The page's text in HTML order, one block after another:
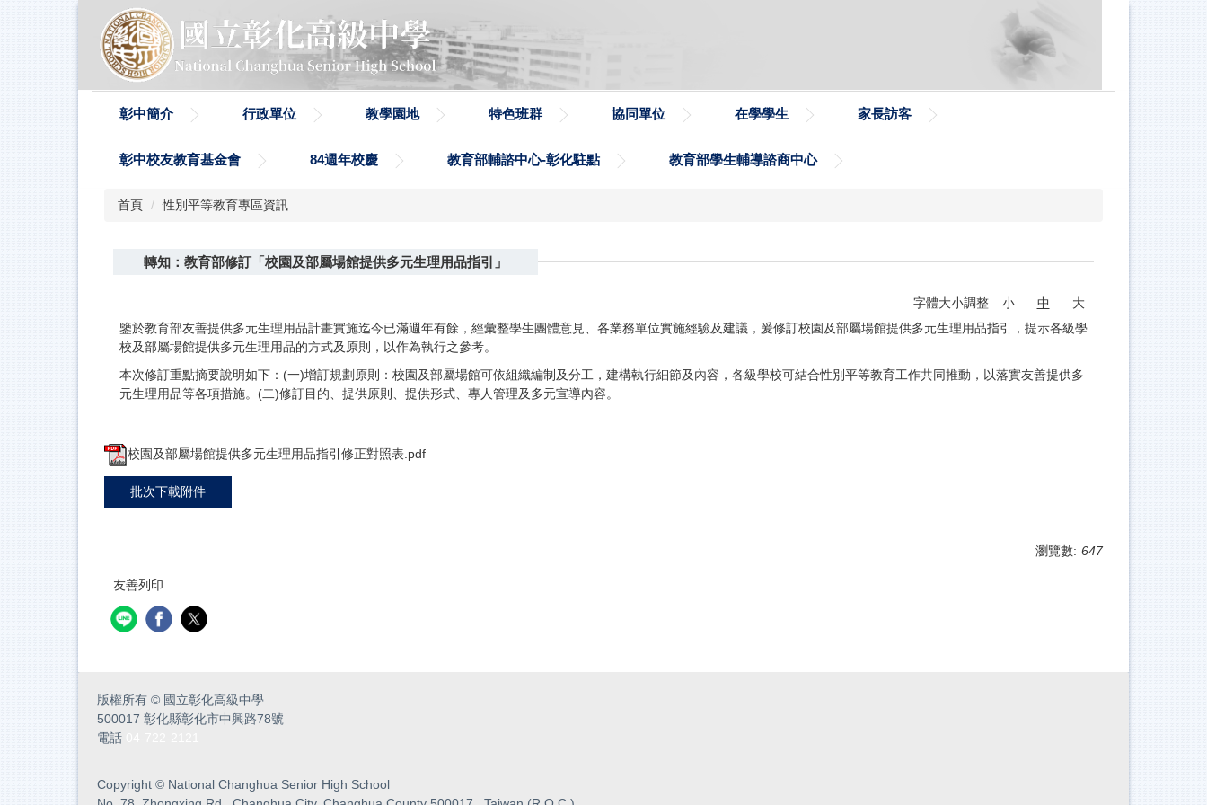
彰中簡介 行政單位 教學園地 特色班群 協同單位 在學學生 家長訪客
彰中校友教育基金會 84週年校慶 教育部輔諮中心-彰化駐點 教育部學生輔導諮商中心
首頁 性別平等教育專區資訊
轉知：教育部修訂「校園及部屬場館提供多元生理用品指引」
字體大小調整 小 中
大
鑒於教育部友善提供多元生理用品計畫實施迄今已滿週年有餘，經彙整學生團體意見、各業務單位實施經驗及建議，爰修訂校園及部屬場館提供多元生理用品指引，提示各級學
校及部屬場館提供多元生理用品的方式及原則，以作為執行之參考。
本次修訂重點摘要說明如下：(一)增訂規劃原則：校園及部屬場館可依組織編制及分工，建構執行細節及內容，各級學校可結合性別平等教育工作共同推動，以落實友善提供多
元生理用品等各項措施。(二)修訂目的、提供原則、提供形式、專人管理及多元宣導內容。
校園及部屬場館提供多元生理用品指引修正對照表.pdf
批次下載附件
瀏覽數: 647
友善列印
版權所有 © 國立彰化高級中學
500017 彰化縣彰化市中興路78號
電話
Copyright © National Changhua Senior High School